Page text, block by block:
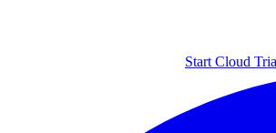
Start Cloud